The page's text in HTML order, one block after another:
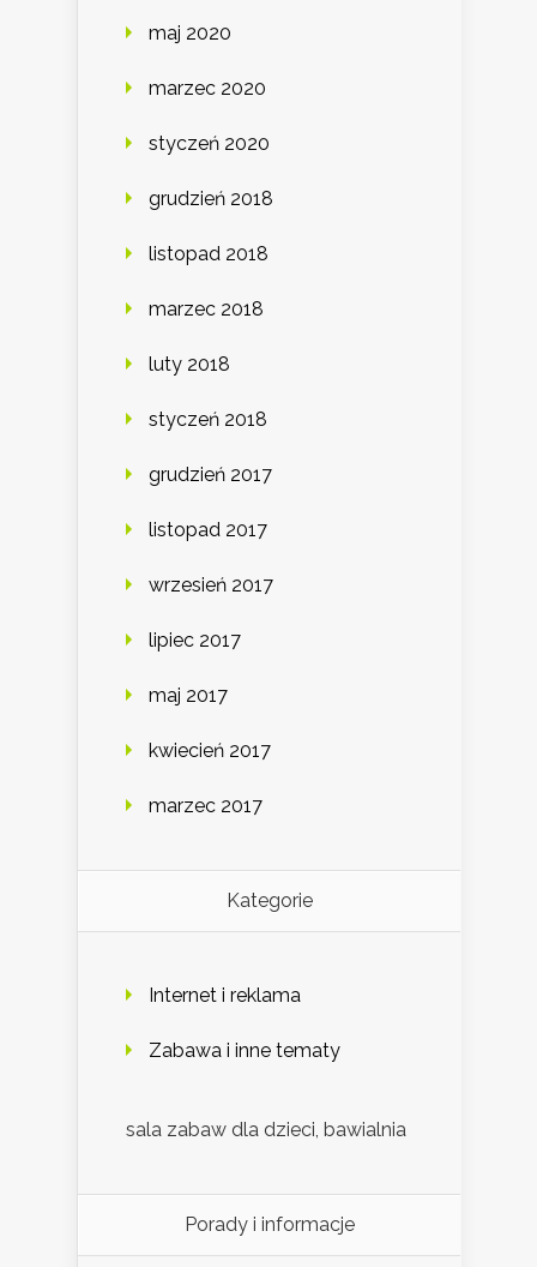
maj 2020
marzec 2020
styczeń 2020
grudzień 2018
listopad 2018
marzec 2018
luty 2018
styczeń 2018
grudzień 2017
listopad 2017
wrzesień 2017
lipiec 2017
maj 2017
kwiecień 2017
marzec 2017
Kategorie
Internet i reklama
Zabawa i inne tematy
sala zabaw dla dzieci, bawialnia
Porady i informacje